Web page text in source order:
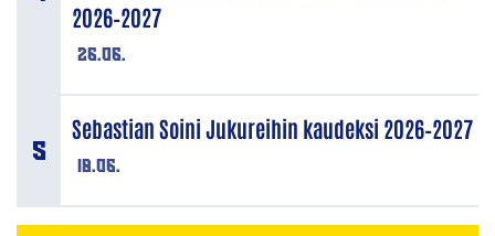
26.06.
2026–2027
18.06.
Sebastian Soini Jukureihin kaudeksi 2026–2027